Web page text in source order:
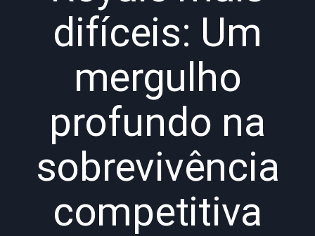
difíceis: Um
mergulho
profundo na
sobrevivência
competitiva